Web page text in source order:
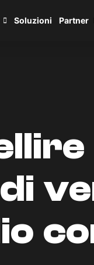
Soluzioni Partner